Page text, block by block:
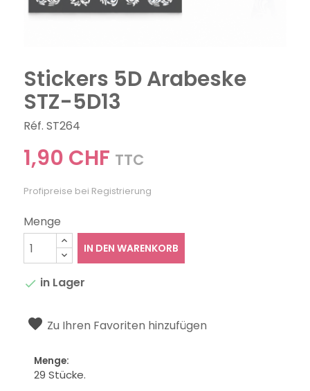
Stickers 5D Arabeske
STZ-5D13
Réf. ST264
1,90 CHF TTC
Profipreise bei Registrierung
Menge
IN DEN WARENKORB
 in Lager
Zu Ihren Favoriten hinzufügen
Menge:
29 Stücke.